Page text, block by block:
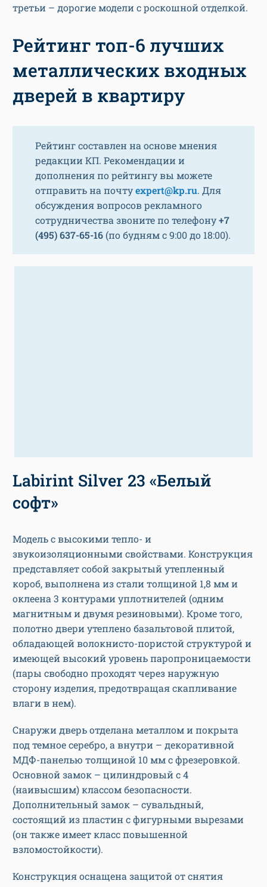
третьи – дорогие модели с роскошной отделкой.
Рейтинг топ-6 лучших
металлических входных
дверей в квартиру
Рейтинг составлен на основе мнения
редакции КП. Рекомендации и
дополнения по рейтингу вы можете
отправить на почтуexpert@kp.ru. Для
обсуждения вопросов рекламного
сотрудничества звоните по телефону+7
(495) 637-65-16 (по будням с 9:00 до 18:00).
Labirint Silver 23 «Белый
софт»
Модель с высокими тепло- и
звукоизоляционными свойствами. Конструкция
представляет собой закрытый утепленный
короб, выполнена из стали толщиной 1,8 мм и
оклеена 3 контурами уплотнителей (одним
магнитным и двумя резиновыми). Кроме того,
полотно двери утеплено базальтовой плитой,
обладающей волокнисто-пористой структурой и
имеющей высокий уровень паропроницаемости
(пары свободно проходят через наружную
сторону изделия, предотвращая скапливание
влаги в нем).
Снаружи дверь отделана металлом и покрыта
под темное серебро, а внутри – декоративной
МДФ-панелью толщиной 10 мм с фрезеровкой.
Основной замок – цилиндровый с 4
(наивысшим) классом безопасности.
Дополнительный замок – сувальдный,
состоящий из пластин с фигурными вырезами
(он также имеет класс повышенной
взломостойкости).
Конструкция оснащена защитой от снятия